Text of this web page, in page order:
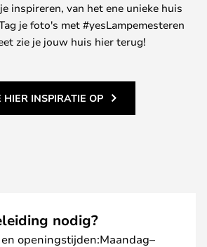
inspireren, van het ene unieke huis
je foto's met #yesLampemesteren
zie je jouw huis hier terug!
HIER INSPIRATIE OP
nodig?
openingstijden:Maandag–